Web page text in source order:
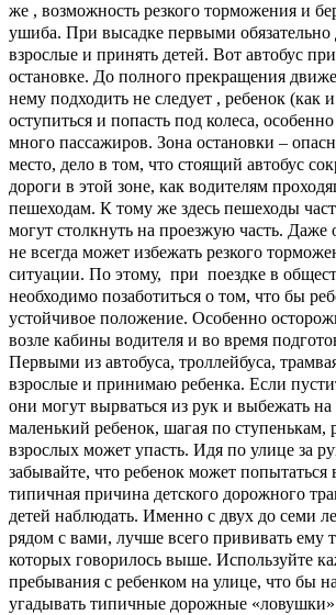
же , возможность резкого торможения и
ушиба. При высадке первыми
взрослые и принять детей. Вот автобус
остановке. До полного прекращения
нему подходить не следует , ребенок (как
оступиться и попасть под колеса,
много пассажиров. Зона остановки –
место, дело в том, что стоящий автобус
дороги в этой зоне, как водителям
пешеходам. К тому же здесь пешеходы
могут столкнуть на проезжую часть.
не всегда может избежать резкого
ситуации. По этому, при поездке в
необходимо позаботиться о том, что бы
устойчивое положение. Особенно
возле кабины водителя и во время
Первыми из автобуса, троллейбуса,
взрослые и принимаю ребенка. Если
они могут вырваться из рук и выбежать на
маленький ребенок, шагая по ступенькам,
взрослых может упасть. Идя по улице за
забывайте, что ребенок может попытаться
типичная причина детского дорожного
детей наблюдать. Именно с двух до семи
рядом с вами, лучше всего прививать ему
которых говорилось выше. Используйте
пребывания с ребенком на улице, что бы
угадывать типичные дорожные